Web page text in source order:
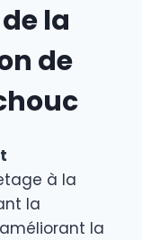
la
de
à la
la
la